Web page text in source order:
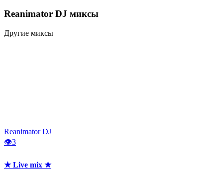
Reanimator DJ миксы
Другие миксы
Reanimator DJ
👁3
★ Live mix ★